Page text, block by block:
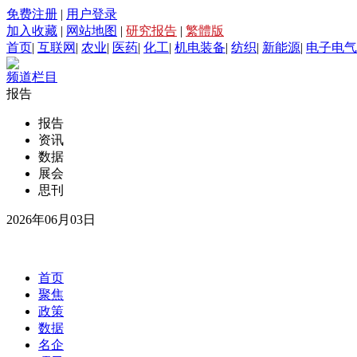
免费注册 | 用户登录
加入收藏 | 网站地图 | 研究报告 | 繁體版
首页| 互联网 | 农业| 医药| 化工| 机电装备| 纺织| 新能源| 电子电气
频道栏目
报告
报告
资讯
数据
展会
思刊
2026年06月03日
首页
聚焦
政策
数据
名企